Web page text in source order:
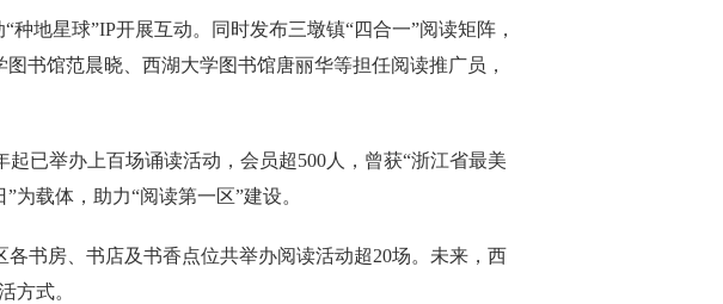
地星球”IP开展互动。同时发布三墩镇“四合一”阅读矩阵，
书馆范晨晓、西湖大学图书馆唐丽华等担任阅读推广员，
已举办上百场诵读活动，会员超500人，曾获“浙江省最美
载体，助力“阅读第一区”建设。
书房、书店及书香点位共举办阅读活动超20场。未来，西
方式。